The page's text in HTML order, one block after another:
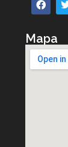
Mapa